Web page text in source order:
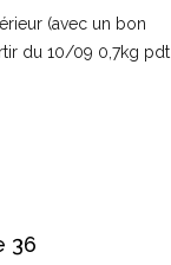
(avec un bon
du 10/09 0,7kg pdt
36